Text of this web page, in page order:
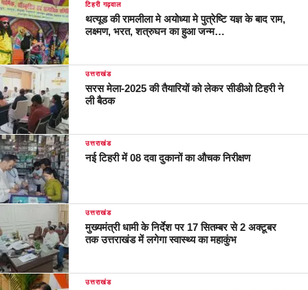
टिहरी गढ़वाल
थत्यूड की रामलीला मे अयोध्या मे पुत्रेष्टि यज्ञ के बाद राम,
लक्ष्मण, भरत, शत्रुघन का हुआ जन्म…
उत्तराखंड
सरस मेला-2025 की तैयारियों को लेकर सीडीओ टिहरी ने
ली बैठक
उत्तराखंड
नई टिहरी में 08 दवा दुकानों का औचक निरीक्षण
उत्तराखंड
मुख्यमंत्री धामी के निर्देश पर 17 सितम्बर से 2 अक्टूबर
तक उत्तराखंड में लगेगा स्वास्थ्य का महाकुंभ
उत्तराखंड